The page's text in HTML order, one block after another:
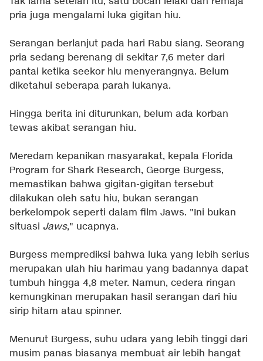
pria juga mengalami luka gigitan hiu.
Serangan berlanjut pada hari Rabu siang. Seorang
pria sedang berenang di sekitar 7,6 meter dari
pantai ketika seekor hiu menyerangnya. Belum
diketahui seberapa parah lukanya.
Hingga berita ini diturunkan, belum ada korban
tewas akibat serangan hiu.
Meredam kepanikan masyarakat, kepala Florida
Program for Shark Research, George Burgess,
memastikan bahwa gigitan-gigitan tersebut
dilakukan oleh satu hiu, bukan serangan
berkelompok seperti dalam film Jaws. "Ini bukan
situasi Jaws," ucapnya.
Burgess memprediksi bahwa luka yang lebih serius
merupakan ulah hiu harimau yang badannya dapat
tumbuh hingga 4,8 meter. Namun, cedera ringan
kemungkinan merupakan hasil serangan dari hiu
sirip hitam atau spinner.
Menurut Burgess, suhu udara yang lebih tinggi dari
musim panas biasanya membuat air lebih hangat